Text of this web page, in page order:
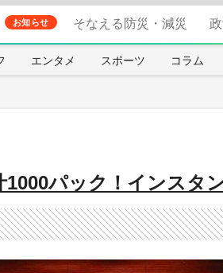
お知らせ そなえる防災・減災
エンタメ スポーツ コラム
1000パック！インス